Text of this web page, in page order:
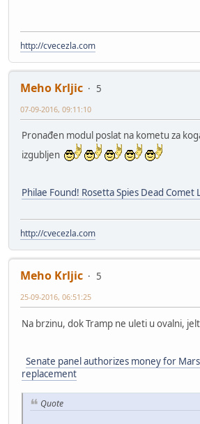
http://cvecezla.com
Meho Krljic
5
07-09-2016, 09:11:10
Pronađen modul poslat na kometu za
izgubljen
Philae Found! Rosetta Spies Dead Comet
http://cvecezla.com
Meho Krljic
5
25-09-2016, 06:51:25
Na brzinu, dok Tramp ne uleti u ovalni,
Senate panel authorizes money for
replacement
Quote